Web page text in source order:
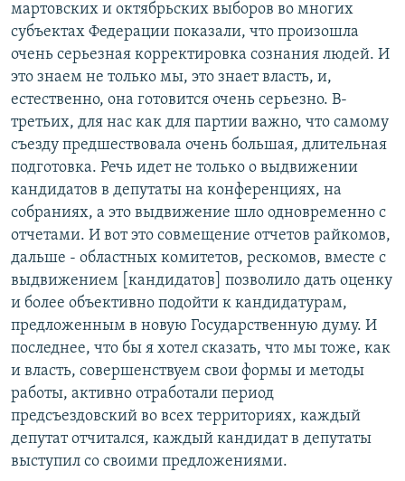
мартовских и октябрьских выборов во многих
субъектах Федерации показали, что произошла
очень серьезная корректировка сознания людей. И
это знаем не только мы, это знает власть, и,
естественно, она готовится очень серьезно. В-
третьих, для нас как для партии важно, что самому
съезду предшествовала очень большая, длительная
подготовка. Речь идет не только о выдвижении
кандидатов в депутаты на конференциях, на
собраниях, а это выдвижение шло одновременно с
отчетами. И вот это совмещение отчетов райкомов,
дальше - областных комитетов, рескомов, вместе с
выдвижением [кандидатов] позволило дать оценку
и более объективно подойти к кандидатурам,
предложенным в новую Государственную думу. И
последнее, что бы я хотел сказать, что мы тоже, как
и власть, совершенствуем свои формы и методы
работы, активно отработали период
предсъездовский во всех территориях, каждый
депутат отчитался, каждый кандидат в депутаты
выступил со своими предложениями.